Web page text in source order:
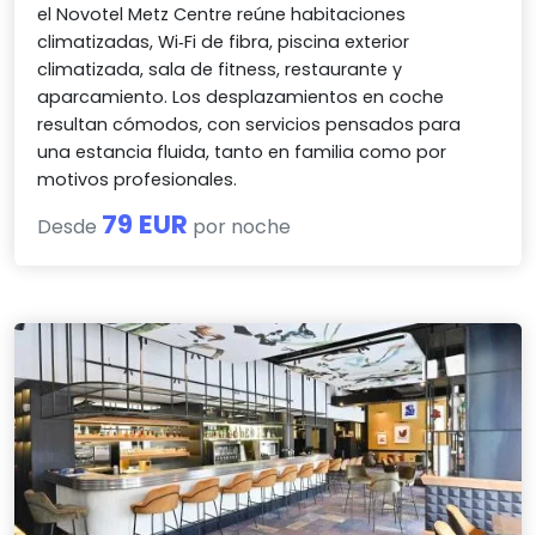
el Novotel Metz Centre reúne habitaciones
climatizadas, Wi‑Fi de fibra, piscina exterior
climatizada, sala de fitness, restaurante y
aparcamiento. Los desplazamientos en coche
resultan cómodos, con servicios pensados para
una estancia fluida, tanto en familia como por
motivos profesionales.
Desde 79 EUR por noche